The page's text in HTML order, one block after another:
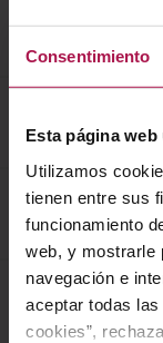
Consentimiento
Esta página
Utilizamos
tienen entre sus
funcionamiento
web, y mostrarle
navegación e
aceptar todas
cookies”,
¿Qué es un vino
Son los
para consumir en
siguiente.
¿Qué diferencia
A diferencia de
con crianza,
evolución y
¿Cuánto tiempo